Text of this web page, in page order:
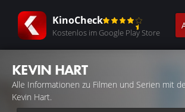
KinoCheck
Kostenlos im Google Play Store
KEVIN HART
Alle Informationen zu Filmen und Serien mit
Kevin Hart.